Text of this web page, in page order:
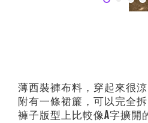
薄西裝褲布料，穿起來很
附有一條裙簾，可以完全
褲子版型上比較像A字擴開